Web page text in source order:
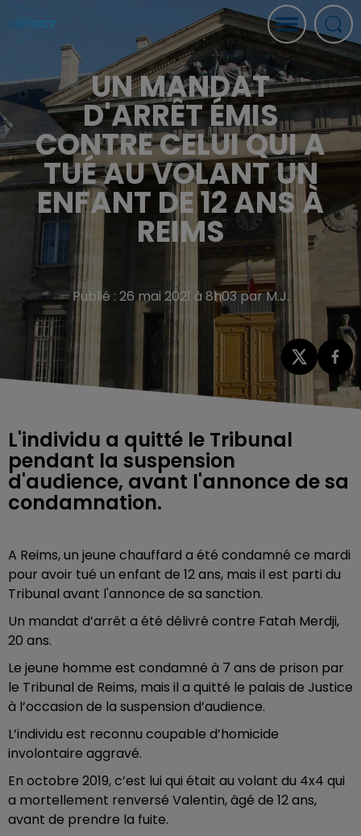
UN MANDAT
D'ARRÊT ÉMIS
CONTRE CELUI QUI A
TUÉ AU VOLANT UN
ENFANT DE 12 ANS À
REIMS
Publié : 26 mai 2021 à 8h03 par M.J.
L'individu a quitté le Tribunal
pendant la suspension
d'audience, avant l'annonce de sa
condamnation.
A Reims, un jeune chauffard a été condamné ce mardi
pour avoir tué un enfant de 12 ans, mais il est parti du
Tribunal avant l'annonce de sa sanction.
Un mandat d’arrêt a été délivré contre Fatah Merdji,
20 ans.
Le jeune homme est condamné à 7 ans de prison par
le Tribunal de Reims, mais il a quitté le palais de Justice
à l’occasion de la suspension d’audience.
L’individu est reconnu coupable d’homicide
involontaire aggravé.
En octobre 2019, c’est lui qui était au volant du 4x4 qui
a mortellement renversé Valentin, âgé de 12 ans,
avant de prendre la fuite.